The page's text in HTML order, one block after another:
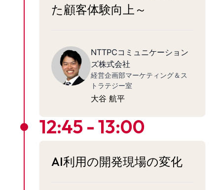
た顧客体験向上～
NTTPCコミュニケーション
ズ株式会社
経営企画部マーケティング＆ス
トラテジー室
大谷 航平
12:45 - 13:00
AI利用の開発現場の変化